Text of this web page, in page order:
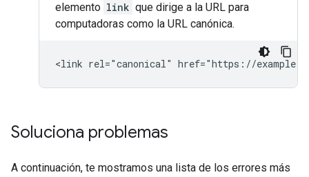
elemento link que dirige a la URL para
computadoras como la URL canónica.
<link rel="canonical" href="https://
Soluciona problemas
A continuación, te mostramos una lista de los errores más